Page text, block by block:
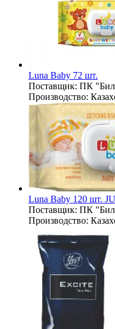
Luna Baby 72 шт.
Поставщик: ПК
Производство:
Luna Baby 120 шт.
Поставщик: ПК
Производство: